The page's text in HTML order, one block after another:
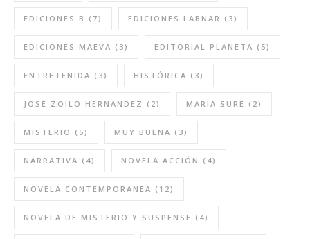
EDICIONES B (7) EDICIONES LABNAR (3)
EDICIONES MAEVA (3) EDITORIAL PLANETA (5)
ENTRETENIDA (3) HISTÓRICA (3)
JOSÉ ZOILO HERNÁNDEZ (2) MARÍA SURÉ (2)
MISTERIO (5) MUY BUENA (3)
NARRATIVA (4) NOVELA ACCIÓN (4)
NOVELA CONTEMPORANEA (12)
NOVELA DE MISTERIO Y SUSPENSE (4)